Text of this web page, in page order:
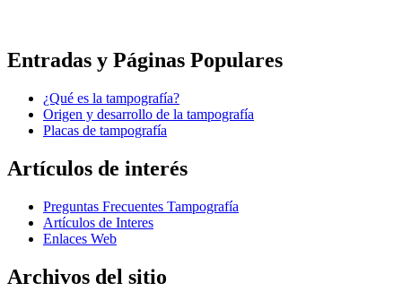
Entradas y Páginas Populares
¿Qué es la tampografía?
Origen y desarrollo de la tampografía
Placas de tampografía
Artículos de interés
Preguntas Frecuentes Tampografía
Artículos de Interes
Enlaces Web
Archivos del sitio